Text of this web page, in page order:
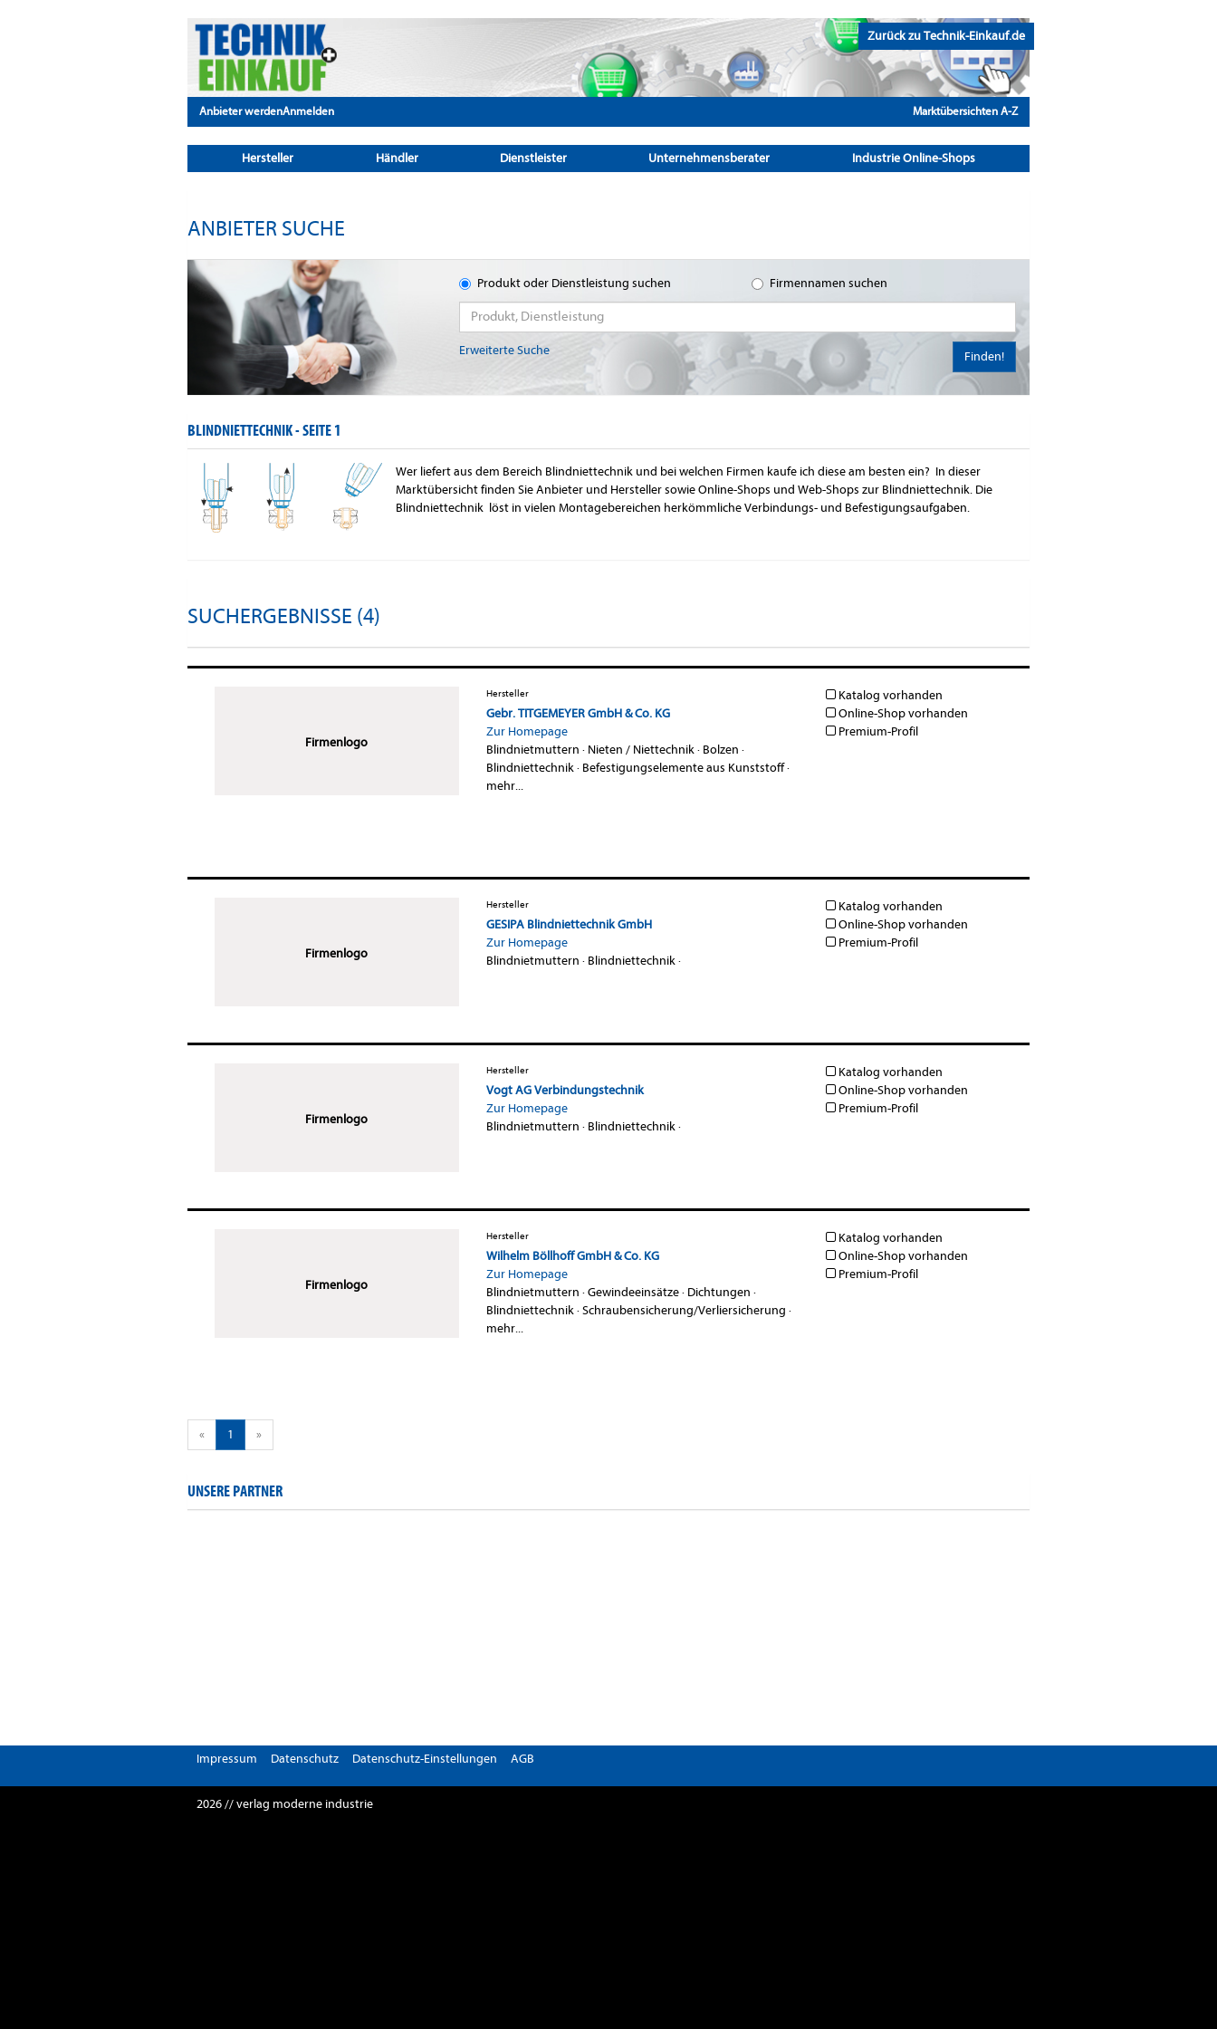
Zurück zu Technik-Einkauf.de
Anbieter werdenAnmelden Marktübersichten A-Z
Hersteller Händler Dienstleister Unternehmensberater Industrie Online-Shops
ANBIETER SUCHE
Produkt oder Dienstleistung suchen Firmennamen suchen
Erweiterte Suche Finden!
BLINDNIETTECHNIK -SEITE 1
Wer liefert aus dem Bereich Blindniettechnik und bei welchen Firmen kaufe ich diese am besten ein? In dieser
Marktübersicht finden Sie Anbieter und Hersteller sowie Online-Shops und Web-Shops zur Blindniettechnik. Die
Blindniettechnik löst in vielen Montagebereichen herkömmliche Verbindungs- und Befestigungsaufgaben.
SUCHERGEBNISSE (4)
Firmenlogo
Hersteller
Gebr. TITGEMEYER GmbH & Co. KG
Zur Homepage
Blindnietmuttern · Nieten / Niettechnik· Bolzen ·
Blindniettechnik· Befestigungselemente aus Kunststoff·
mehr...
Katalog vorhanden
Online-Shop vorhanden
Premium-Profil
Firmenlogo
Hersteller
GESIPA Blindniettechnik GmbH
Zur Homepage
Blindnietmuttern · Blindniettechnik·
Katalog vorhanden
Online-Shop vorhanden
Premium-Profil
Firmenlogo
Hersteller
Vogt AG Verbindungstechnik
Zur Homepage
Blindnietmuttern · Blindniettechnik·
Katalog vorhanden
Online-Shop vorhanden
Premium-Profil
Firmenlogo
Hersteller
Wilhelm Böllhoff GmbH & Co. KG
Zur Homepage
Blindnietmuttern ·Gewindeeinsätze· Dichtungen ·
Blindniettechnik·Schraubensicherung/Verliersicherung ·
mehr...
Katalog vorhanden
Online-Shop vorhanden
Premium-Profil
« 1 »
UNSERE PARTNER
Impressum Datenschutz Datenschutz-Einstellungen AGB
2026 // verlag moderne industrie